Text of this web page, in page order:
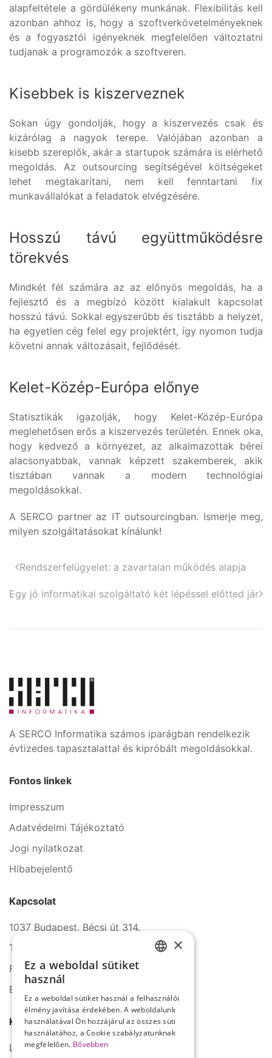
alapfeltétele a gördülékeny munkának. Flexibilitás kell
azonban ahhoz is, hogy a szoftverkövetelményeknek
és a fogyasztói igényeknek megfelelően változtatni
tudjanak a programozók a szoftveren.
Kisebbek is kiszerveznek
Sokan úgy gondolják, hogy a kiszervezés csak és
kizárólag a nagyok terepe. Valójában azonban a
kisebb szereplők, akár a startupok számára is elérhető
megoldás. Az outsourcing segítségével költségeket
lehet megtakarítani, nem kell fenntartani fix
munkavállalókat a feladatok elvégzésére.
Hosszú távú együttműködésre
törekvés
Mindkét fél számára az az előnyös megoldás, ha a
fejlesztő és a megbízó között kialakult kapcsolat
hosszú távú. Sokkal egyszerűbb és tisztább a helyzet,
ha egyetlen cég felel egy projektért, így nyomon tudja
követni annak változásait, fejlődését.
Kelet-Közép-Európa előnye
Statisztikák igazolják, hogy Kelet-Közép-Európa
meglehetősen erős a kiszervezés területén. Ennek oka,
hogy kedvező a környezet, az alkalmazottak bérei
alacsonyabbak, vannak képzett szakemberek, akik
tisztában vannak a modern technológiai
megoldásokkal.
A SERCO partner az IT outsourcingban. Ismerje meg,
milyen szolgáltatásokat kínálunk!
Rendszerfelügyelet: a zavartalan működés alapja
Egy jó informatikai szolgáltató két lépéssel előtted jár
A SERCO Informatika számos iparágban rendelkezik
évtizedes tapasztalattal és kipróbált megoldásokkal.
Fontos linkek
Impresszum
Adatvédelmi Tájékoztató
Jogi nyilatkozat
Hibabejelentő
Kapcsolat
1037 Budapest, Bécsi út 314.
Tel.: +36 1 272 2140
Fax: +36 1 272 2150
E-mail: info@serco.hu
Kövessen minket
LinkedIn
×
Ez a weboldal sütiket
használ
Ez a weboldal sütiket használ a felhasználói
élmény javítása érdekében. A weboldalunk
használatával Ön hozzájárul az összes süti
használatához, a Cookie szabályzatunknak
megfelelően. Bővebben